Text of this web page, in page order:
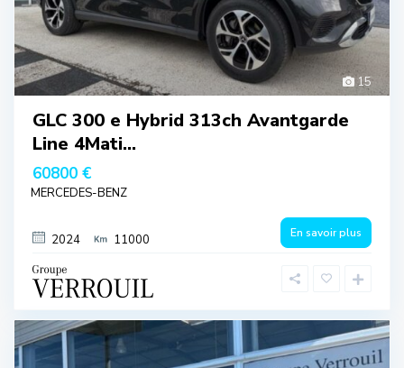
15
GLC 300 e Hybrid 313ch Avantgarde
Line 4Mati...
60800 €
MERCEDES-BENZ
2024 11000 En savoir plus